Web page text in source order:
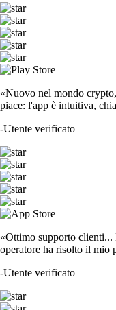
«Nuovo nel mondo
piace: l'app è intuitiva,
-Utente verificato
«Ottimo supporto
operatore ha risolto il mio
-Utente verificato